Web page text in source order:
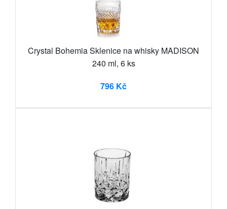
Crystal Bohemia Sklenice na whisky MADISON
240 ml, 6 ks
796 Kč